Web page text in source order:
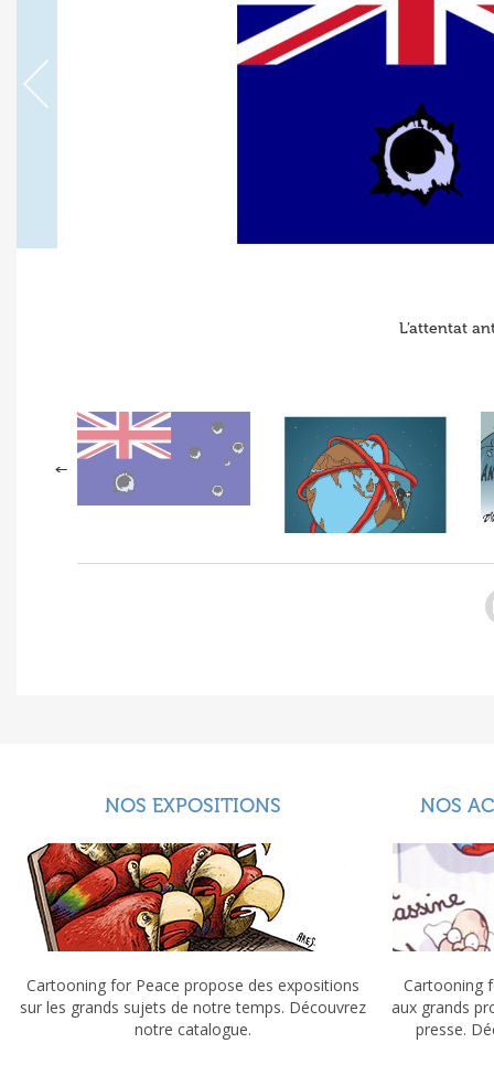
L’attentat
NOS EXPOSITIONS
Cartooning for Peace propose des expositions
sur les grands sujets de notre temps. Découvrez
notre catalogue.
NOS
Cartooning
aux grands
presse.